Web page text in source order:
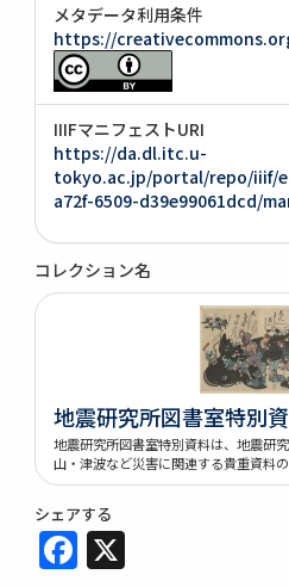
メタデータ利用条件
https://
IIIFマニフェストURI
https://da.dl.itc.u-
tokyo.ac.jp/portal/repo/iiif/
a72f-6509-d39e99061dcd/
コレクション名
地震研究所図書室特別
地震研究所図書室特別資料は、地震研
山・津波など災害に関連する貴重資料の
シェアする
Facebook